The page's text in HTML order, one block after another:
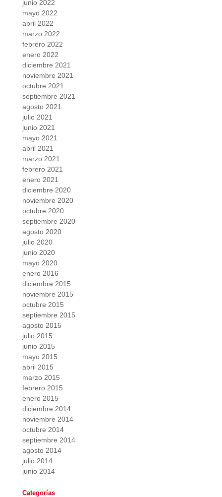
junio 2022
mayo 2022
abril 2022
marzo 2022
febrero 2022
enero 2022
diciembre 2021
noviembre 2021
octubre 2021
septiembre 2021
agosto 2021
julio 2021
junio 2021
mayo 2021
abril 2021
marzo 2021
febrero 2021
enero 2021
diciembre 2020
noviembre 2020
octubre 2020
septiembre 2020
agosto 2020
julio 2020
junio 2020
mayo 2020
enero 2016
diciembre 2015
noviembre 2015
octubre 2015
septiembre 2015
agosto 2015
julio 2015
junio 2015
mayo 2015
abril 2015
marzo 2015
febrero 2015
enero 2015
diciembre 2014
noviembre 2014
octubre 2014
septiembre 2014
agosto 2014
julio 2014
junio 2014
Categorías